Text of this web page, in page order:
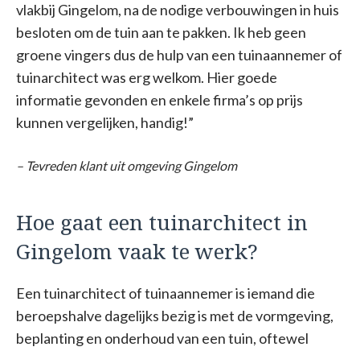
vlakbij Gingelom, na de nodige verbouwingen in huis
besloten om de tuin aan te pakken. Ik heb geen
groene vingers dus de hulp van een tuinaannemer of
tuinarchitect was erg welkom. Hier goede
informatie gevonden en enkele firma’s op prijs
kunnen vergelijken, handig!”
– Tevreden klant uit omgeving Gingelom
Hoe gaat een tuinarchitect in
Gingelom vaak te werk?
Een tuinarchitect of tuinaannemer is iemand die
beroepshalve dagelijks bezig is met de vormgeving,
beplanting en onderhoud van een tuin, oftewel